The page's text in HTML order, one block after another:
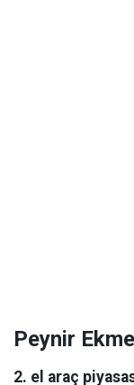
Peynir
2. el araç